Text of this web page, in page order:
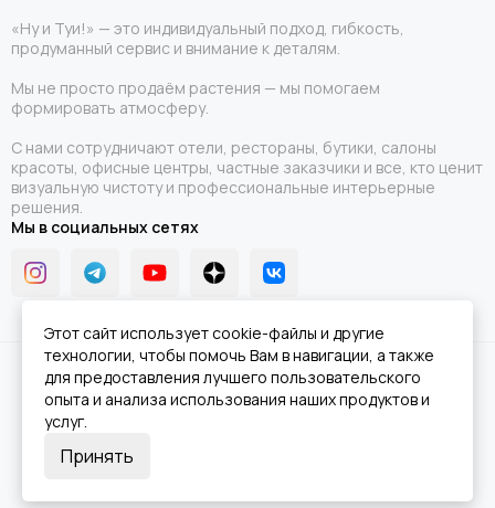
«Ну и Туи!» — это индивидуальный подход, гибкость,
продуманный сервис и внимание к деталям.
Мы не просто продаём растения — мы помогаем
формировать атмосферу.
С нами сотрудничают отели, рестораны, бутики, салоны
красоты, офисные центры, частные заказчики и все, кто ценит
визуальную чистоту и профессиональные интерьерные
решения.
Мы в социальных сетях
2026 © Ну и Туи!.Карта сайта
Этот сайт использует cookie-файлы и другие
технологии, чтобы помочь Вам в навигации, а также
для предоставления лучшего пользовательского
опыта и анализа использования наших продуктов и
услуг.
Принять